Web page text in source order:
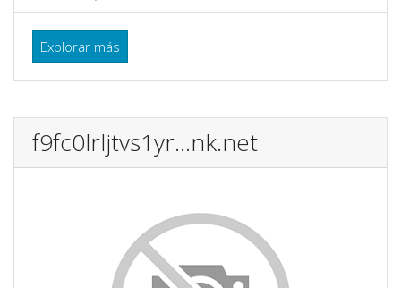
Explorar más
f9fc0lrljtvs1yr...nk.net